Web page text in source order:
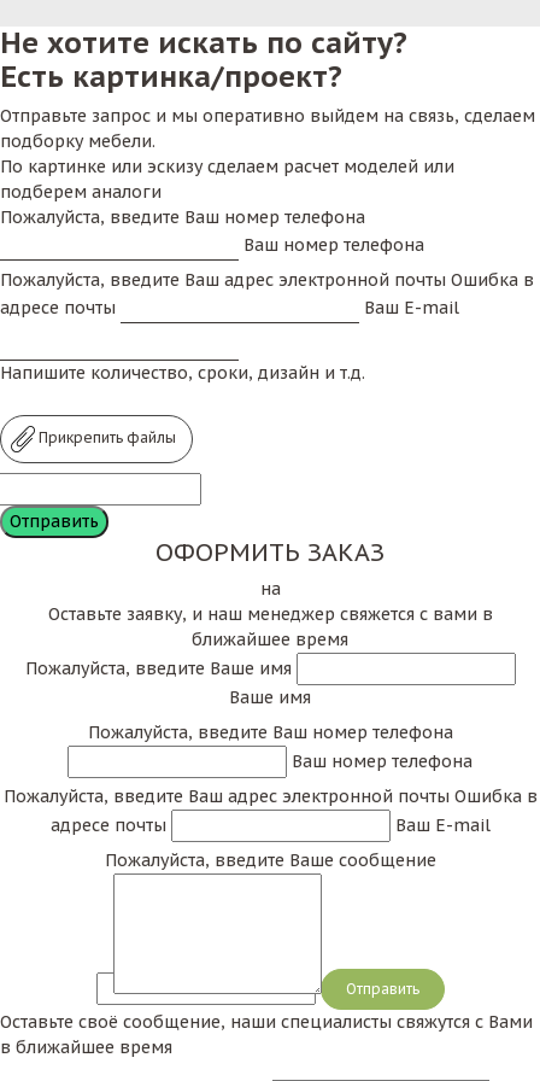
невооруженным взглядом. Такие столешницы
прослужат вам очень долго, радуя как клиентов, так и
нас есть еще в каталоге
Не хотите искать по сайту?
Есть картинка/проект?
Отправьте запрос и мы оперативно выйдем на связь, сделаем
подборку мебели.
По картинке или эскизу сделаем расчет моделей или
подберем аналоги
Пожалуйста, введите Ваш номер телефона
Ваш номер телефона
Пожалуйста, введите Ваш адрес электронной почты Ошибка в
адресе почты
Ваш E-mail
Напишите количество, сроки, дизайн и т.д.
Прикрепить файлы
ОФОРМИТЬ ЗАКАЗ
на
Оставьте заявку, и наш менеджер свяжется с вами в
ближайшее время
Пожалуйста, введите Ваше имя
Ваше имя
Пожалуйста, введите Ваш номер телефона
Ваш номер телефона
Пожалуйста, введите Ваш адрес электронной почты Ошибка в
адресе почты
Ваш E-mail
Пожалуйста, введите Ваше сообщение
Сообщение
Оставьте своё сообщение, наши специалисты свяжутся с Вами
в ближайшее время